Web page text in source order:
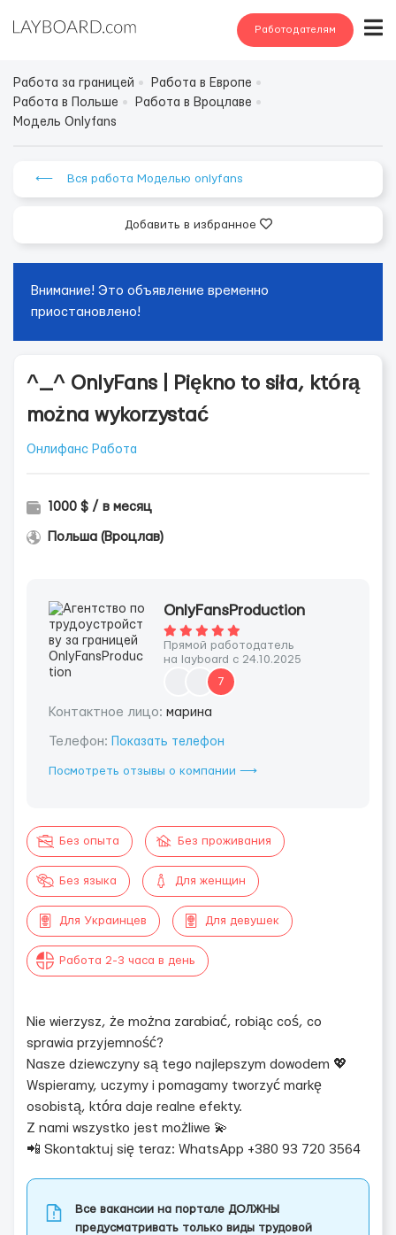
Работодателям
Работа за границей
Работа в Европе
Работа в Польше
Работа в Вроцлаве
Модель Onlyfans
⟵ Вся работа Моделью onlyfans
Добавить в избранное
Внимание! Это объявление временно
приостановлено!
^_^ OnlyFans | Piękno to siła, którą
można wykorzystać
Онлифанс Работа
1000 $ / в месяц
Польша (Вроцлав)
OnlyFansProduction
Прямой работодатель
на layboard с 24.10.2025
7
Контактное лицо: марина
Телефон: Показать телефон
Посмотреть отзывы о компании ⟶
Без опыта Без проживания
Без языка Для женщин
Для Украинцев Для девушек
Работа 2-3 часа в день
Nie wierzysz, że można zarabiać, robiąc coś, co
sprawia przyjemność?
Nasze dziewczyny są tego najlepszym dowodem 💖
Wspieramy, uczymy i pomagamy tworzyć markę
osobistą, która daje realne efekty.
Z nami wszystko jest możliwe 💫
📲 Skontaktuj się teraz: WhatsApp +380 93 720 3564
Все вакансии на портале ДОЛЖНЫ
предусматривать только виды трудовой